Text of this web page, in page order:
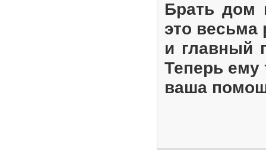
Брать дом
это весьма
и главный
Теперь ему
ваша